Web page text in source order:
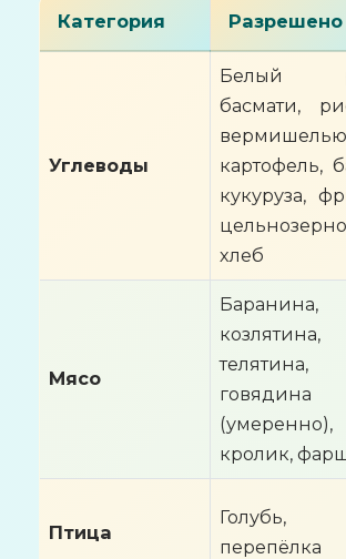
Категория Разрешено
Углеводы
Белый
басмати,
картофель,
кукуруза,
хлеб
Мясо
Баранина,
козлятина,
телятина,
говядина
(умеренно),
кролик,
Птица
Голубь,
перепёлка